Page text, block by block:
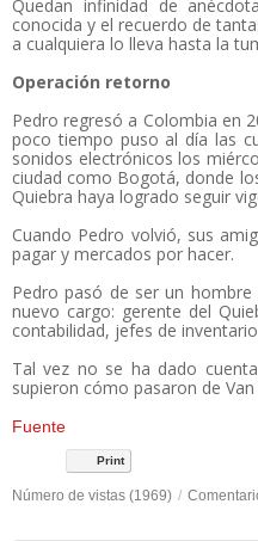
Quedan infinidad de
conocida y el recuerdo de
a cualquiera lo lleva hasta la
Operación retorno
Pedro regresó a Colombia en
poco tiempo puso al día las
sonidos electrónicos los
ciudad como Bogotá, donde
Quiebra haya logrado seguir
Cuando Pedro volvió, sus
pagar y mercados por hacer.
Pedro pasó de ser un
nuevo cargo: gerente del
contabilidad, jefes de
Tal vez no se ha dado
supieron cómo pasaron de
Fuente
Print
Número de vistas (1969) /